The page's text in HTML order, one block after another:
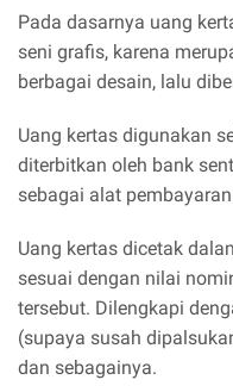
Pada dasarnya uang
seni grafis, karena
berbagai desain, lalu
Uang kertas digunakan
diterbitkan oleh bank
sebagai alat
Uang kertas dicetak
sesuai dengan nilai
tersebut. Dilengkapi
(supaya susah
dan sebagainya.